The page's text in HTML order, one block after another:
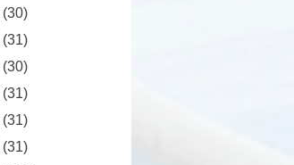
(30)
(31)
(30)
(31)
(31)
(31)